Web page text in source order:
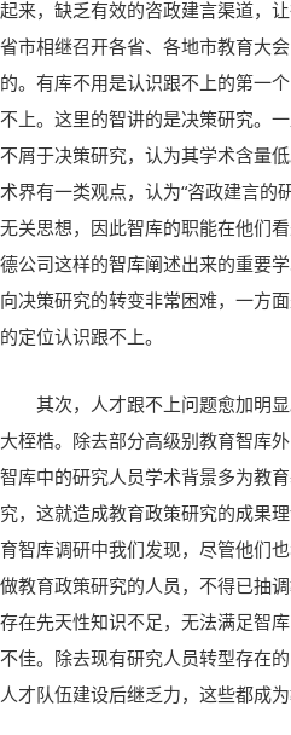
起来，缺乏有效的咨政建言渠道，
省市相继召开各省、各地市教育大
的。有库不用是认识跟不上的第一
不上。这里的智讲的是决策研究。
不屑于决策研究，认为其学术含量
术界有一类观点，认为“咨政建言的
无关思想，因此智库的职能在他们
德公司这样的智库阐述出来的重要
向决策研究的转变非常困难，一方
的定位认识跟不上。
其次，人才跟不上问题愈加明
大桎梏。除去部分高级别教育智库
智库中的研究人员学术背景多为教
究，这就造成教育政策研究的成果
育智库调研中我们发现，尽管他们
做教育政策研究的人员，不得已抽
存在先天性知识不足，无法满足智
不佳。除去现有研究人员转型存在
人才队伍建设后继乏力，这些都成